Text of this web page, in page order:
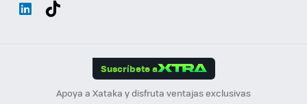
Suscríbete a
Apoya a Xataka y disfruta ventajas exclusivas